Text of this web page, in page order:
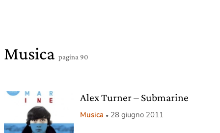
Musica pagina 90
Alex Turner – Submarine
Musica 28 giugno 2011